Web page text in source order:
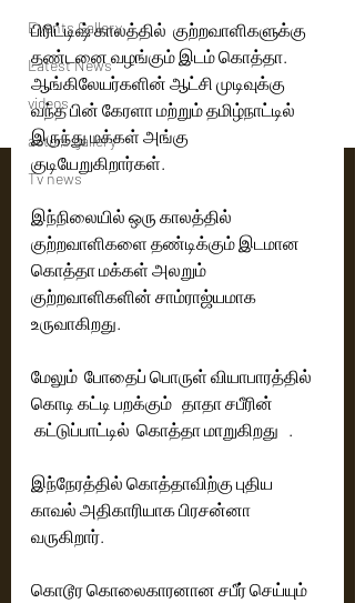
Events Gallery
Latest News
videos
actors gallery
Tv news
பிரிட்டிஷ் காலத்தில்  குற்றவாளிகளுக்கு
தண்டனை வழங்கும் இடம் கொத்தா.
ஆங்கிலேயர்களின் ஆட்சி முடிவுக்கு
வந்த பின் கேரளா மற்றும் தமிழ்நாட்டில்
இருந்து மக்கள் அங்கு
குடியேறுகிறார்கள்.
இந்நிலையில் ஒரு காலத்தில்
குற்றவாளிகளை தண்டிக்கும் இடமான
கொத்தா மக்கள் அலறும்
குற்றவாளிகளின் சாம்ராஜ்யமாக
உருவாகிறது.
மேலும்  போதைப் பொருள் வியாபாரத்தில்
கொடி கட்டி பறக்கும்   தாதா சபீரின்
கட்டுப்பாட்டில்  கொத்தா மாறுகிறது   .
இந்நேரத்தில் கொத்தாவிற்கு புதிய
காவல் அதிகாரியாக பிரசன்னா
வருகிறார்.
கொடூர கொலைகாரனான சபீர் செய்யும்